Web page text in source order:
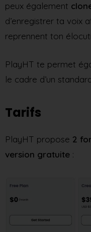
peux également
d’enregistrer ta voix
reprennent ton
PlayHT te permet
le cadre d’un
Tarifs
PlayHT propose 2
version gratuite :